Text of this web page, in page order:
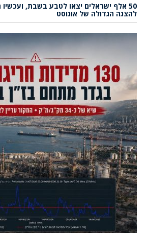
50 אלף ישראלים יצאו לטבע בשבת, ועכשיו
להצגה הגדולה של אוגוסט